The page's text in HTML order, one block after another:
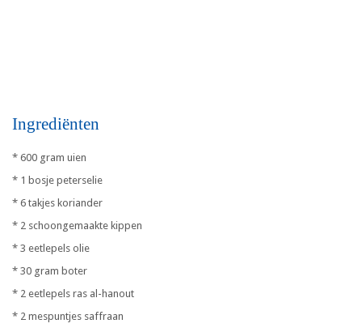
Ingrediënten
* 600 gram uien
* 1 bosje peterselie
* 6 takjes koriander
* 2 schoongemaakte kippen
* 3 eetlepels olie
* 30 gram boter
* 2 eetlepels ras al-hanout
* 2 mespuntjes saffraan